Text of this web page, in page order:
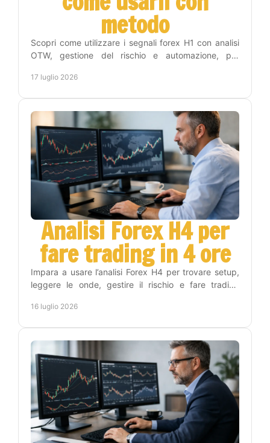
metodo
Scopri come utilizzare i segnali forex H1 con analisi
OTW, gestione del rischio e automazione, per
online.
17 luglio 2026
Analisi Forex H4 per
fare trading in 4 ore
Impara a usare l’analisi Forex H4 per trovare setup,
leggere le onde, gestire il rischio e fare trading
16 luglio 2026